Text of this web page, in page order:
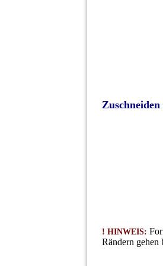
! HINWEIS:
Rändern gehen